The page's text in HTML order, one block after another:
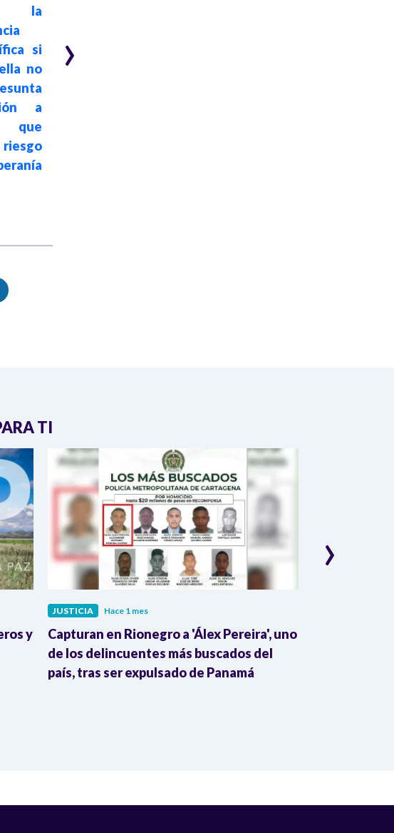
si
no
a
que
›
TI
y
JUSTICIA Hace 1 mes
Capturan en Rionegro a 'Álex Pereira', uno
de los delincuentes más buscados del
país, tras ser expulsado de Panamá
›